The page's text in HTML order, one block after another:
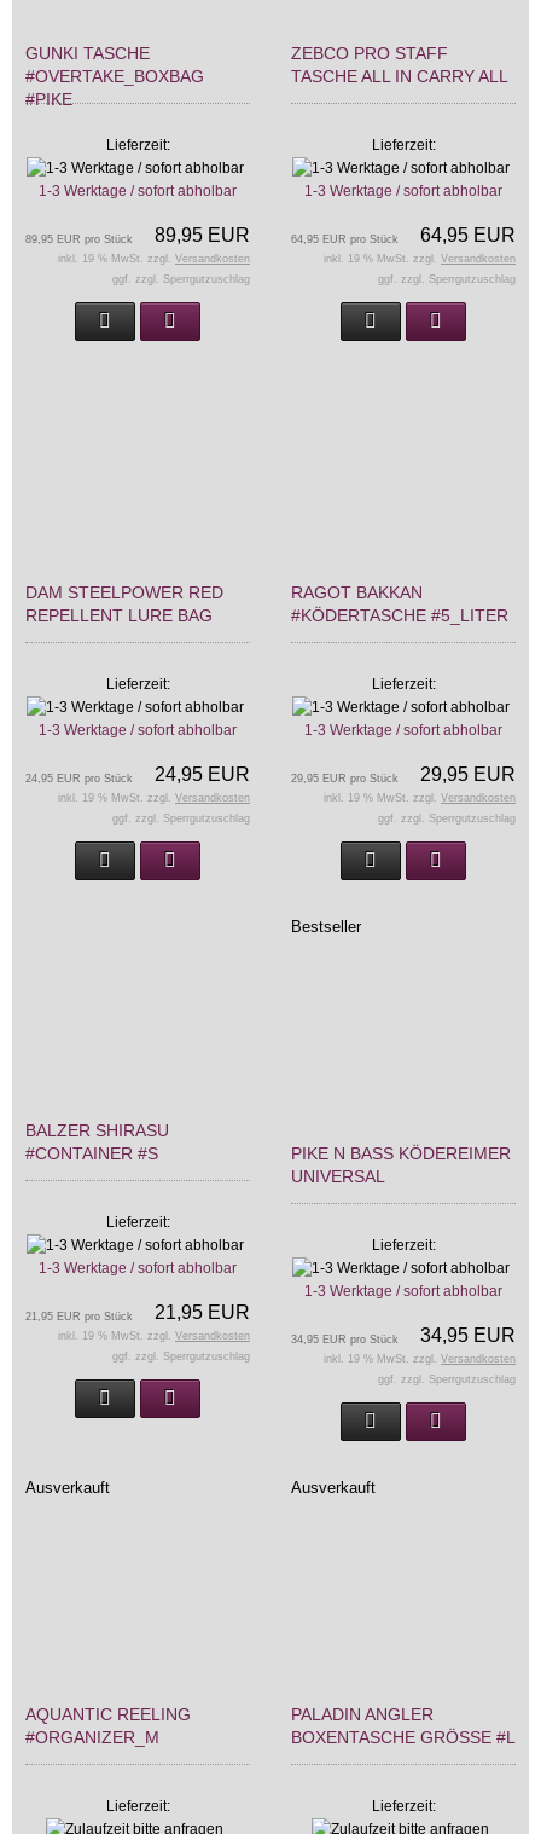
GUNKI TASCHE
#OVERTAKE_BOXBAG
#PIKE
Lieferzeit:
1-3 Werktage / sofort abholbar
89,95 EUR
89,95 EUR pro Stück
inkl. 19 % MwSt. zzgl. Versandkosten
ggf. zzgl. Sperrgutzuschlag
ZEBCO PRO STAFF
TASCHE ALL IN CARRY ALL
Lieferzeit:
1-3 Werktage / sofort abholbar
64,95 EUR
64,95 EUR pro Stück
inkl. 19 % MwSt. zzgl. Versandkosten
ggf. zzgl. Sperrgutzuschlag
DAM STEELPOWER RED
REPELLENT LURE BAG
Lieferzeit:
1-3 Werktage / sofort abholbar
24,95 EUR
24,95 EUR pro Stück
inkl. 19 % MwSt. zzgl. Versandkosten
ggf. zzgl. Sperrgutzuschlag
RAGOT BAKKAN
#KÖDERTASCHE #5_LITER
Lieferzeit:
1-3 Werktage / sofort abholbar
29,95 EUR
29,95 EUR pro Stück
inkl. 19 % MwSt. zzgl. Versandkosten
ggf. zzgl. Sperrgutzuschlag
BALZER SHIRASU
#CONTAINER #S
Lieferzeit:
1-3 Werktage / sofort abholbar
21,95 EUR
21,95 EUR pro Stück
inkl. 19 % MwSt. zzgl. Versandkosten
ggf. zzgl. Sperrgutzuschlag
Bestseller
PIKE N BASS KÖDEREIMER
UNIVERSAL
Lieferzeit:
1-3 Werktage / sofort abholbar
34,95 EUR
34,95 EUR pro Stück
inkl. 19 % MwSt. zzgl. Versandkosten
ggf. zzgl. Sperrgutzuschlag
Ausverkauft
AQUANTIC REELING
#ORGANIZER_M
Lieferzeit:
Ausverkauft
PALADIN ANGLER
BOXENTASCHE GRÖSSE #L
Lieferzeit: